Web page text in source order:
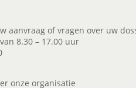
aanvraag of vragen over uw
8.30 – 17.00 uur
onze organisatie